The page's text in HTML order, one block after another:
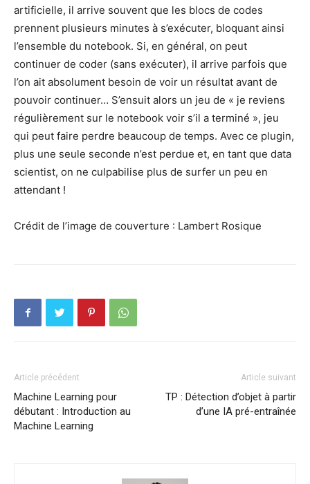
artificielle, il arrive souvent que les blocs de codes
prennent plusieurs minutes à s’exécuter, bloquant ainsi
l’ensemble du notebook. Si, en général, on peut
continuer de coder (sans exécuter), il arrive parfois que
l’on ait absolument besoin de voir un résultat avant de
pouvoir continuer… S’ensuit alors un jeu de « je reviens
régulièrement sur le notebook voir s’il a terminé », jeu
qui peut faire perdre beaucoup de temps. Avec ce plugin,
plus une seule seconde n’est perdue et, en tant que data
scientist, on ne culpabilise plus de surfer un peu en
attendant !
Crédit de l’image de couverture : Lambert Rosique
Article précédent
Machine Learning pour
débutant : Introduction au
Machine Learning
Article suivant
TP : Détection d’objet à partir
d’une IA pré-entraînée